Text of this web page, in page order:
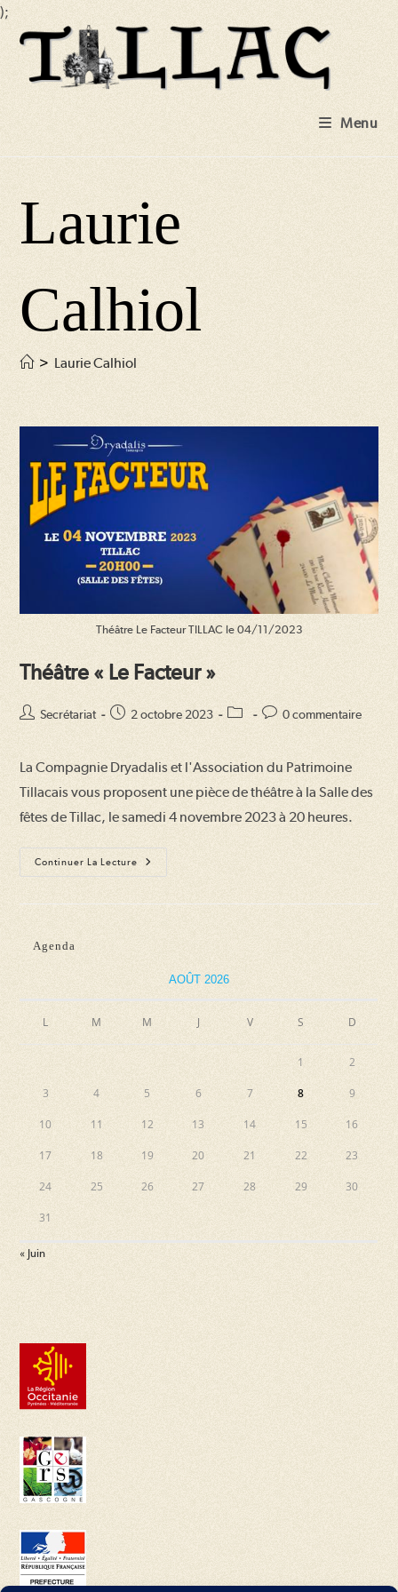
);
Skip
content
Menu
Laurie
Calhiol
> Laurie Calhiol
Théâtre Le Facteur TILLAC le 04/11/2023
Théâtre « Le Facteur »
Auteur/autrice
publication :
Secrétariat
Publication
2 octobre 2023
Post
Commentaires
publication :
0 commentaire
La Compagnie Dryadalis et l'Association du Patrimoine
Tillacais vous proposent une pièce de théâtre à la Salle des
fêtes de Tillac, le samedi 4 novembre 2023 à 20 heures.
Continuer La Lecture
Théâtre
« Le
Agenda
AOÛT 2026
L M M J V S D
1 2
3 4 5 6 7 8 9
10 11 12 13 14 15 16
17 18 19 20 21 22 23
24 25 26 27 28 29 30
31
« Juin